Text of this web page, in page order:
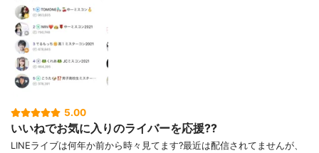
5.00
いいねでお気に入りのライバーを応援??
LINEライブは何年か前から時々見てます?最近は配信されてませんが、